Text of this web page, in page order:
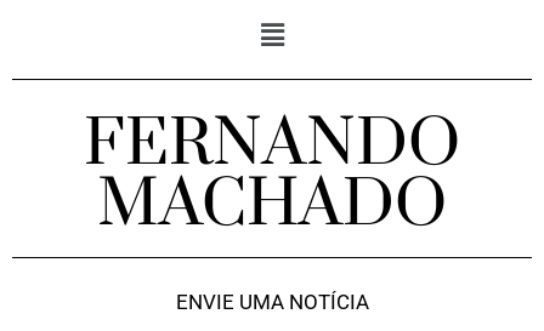
FERNANDO
MACHADO
ENVIE UMA NOTÍCIA